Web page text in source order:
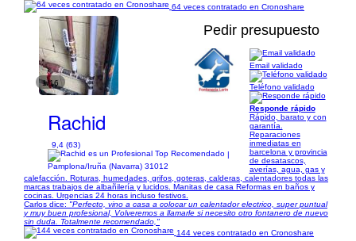
64 veces contratado en Cronoshare
1/16
Pedir presupuesto
Rachid
9,4 (63)
|
Pamplona/Iruña (Navarra) 31012
Email validado
Teléfono validado
Responde rápido
Rápido, barato y con
garantía.
Reparaciones
inmediatas en
barcelona y provincia
de desatascos,
averías, agua, gas y
calefacción. Roturas, humedades, grifos, goteras, calderas, calentadores todas las
marcas trabajos de albañilería y lucidos. Manitas de casa Reformas en baños y
cocinas. Urgencias 24 horas incluso festivos.
Carlos dice: "Perfecto, vino a casa a colocar un calentador electrico, super puntual
y muy buen profesional, Volveremos a llamarle si necesito otro fontanero de nuevo
sin duda. Totalmente recomendado,"
144 veces contratado en Cronoshare